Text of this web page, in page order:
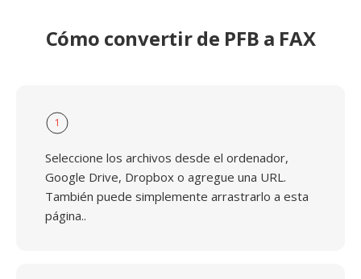
Cómo convertir de PFB a FAX
1
Seleccione los archivos desde el ordenador,
Google Drive, Dropbox o agregue una URL.
También puede simplemente arrastrarlo a esta
página..